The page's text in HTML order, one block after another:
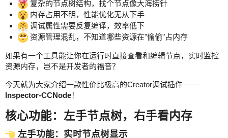
复杂的节点树结构，找个节点像大海捞针
内存占用不明，性能优化无从下手
调试属性需要反复编译，效率低下
资源管理混乱，不知道哪些资源在"偷偷"占内存
如果有一个工具能让你在运行时直接查看和编辑节点，实时监控
资源内存，岂不是开发者的福音？
今天就为大家介绍一款性价比极高的Creator调试插件 ——
Inspector-CCNode！
核心功能：左手节点树，右手看内存
左手功能：实时节点树显示